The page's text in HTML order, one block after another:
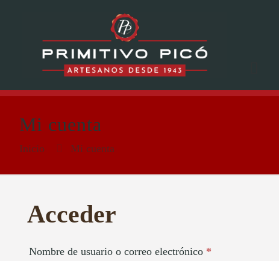
Mi cuenta
Inicio Mi cuenta
Acceder
Nombre de usuario o correo electrónico *Obligatorio